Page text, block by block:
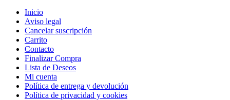
Inicio
Aviso legal
Cancelar suscripción
Carrito
Contacto
Finalizar Compra
Lista de Deseos
Mi cuenta
Política de entrega y devolución
Política de privacidad y cookies